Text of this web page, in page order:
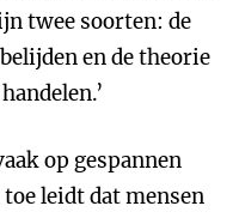
twee soorten: de
en de theorie
op gespannen
leidt dat mensen